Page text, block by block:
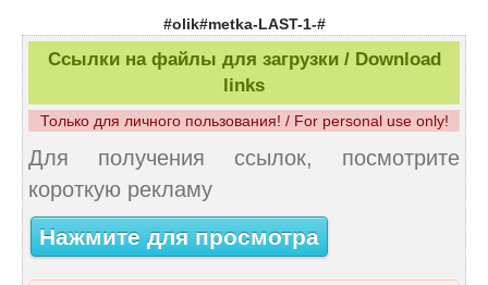
#olik#metka-LAST-1-#
Ссылки на файлы для загрузки / Download
links
Только для личного пользования! / For personal use only!
Для получения ссылок, посмотрите
короткую рекламу
Нажмите для просмотра